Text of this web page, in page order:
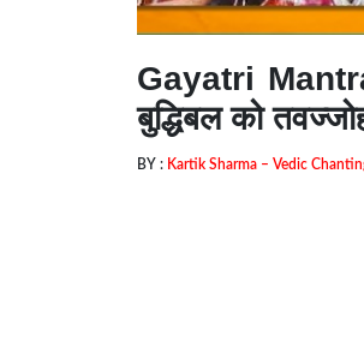
Gayatri Mantra
बुद्धिबल को
BY : Kartik Sharma – Vedic